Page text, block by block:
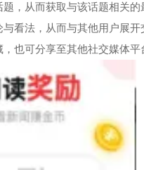
，从而获取与该话题相关的
看法，从而与其他用户展开
也可分享至其他社交媒体平